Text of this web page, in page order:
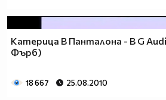
Катерица В Панталона - B G
Фърб)
18 667 25.08.2010